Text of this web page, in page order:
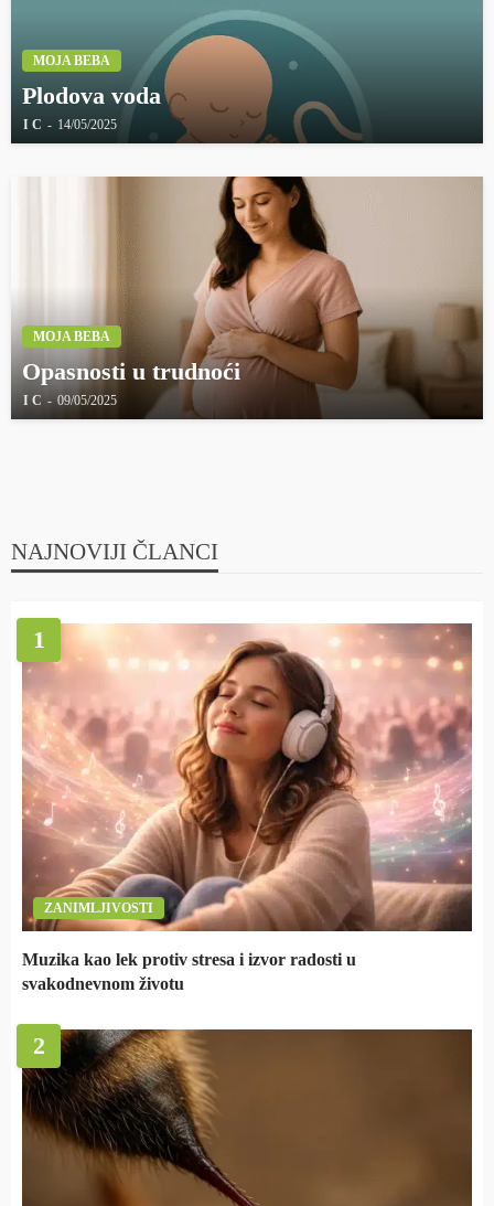
MOJA BEBA
Plodova voda
I C 14/05/2025
MOJA BEBA
Opasnosti u trudnoći
I C 09/05/2025
NAJNOVIJI ČLANCI
1
ZANIMLJIVOSTI
Muzika kao lek protiv stresa i izvor radosti u
svakodnevnom životu
2